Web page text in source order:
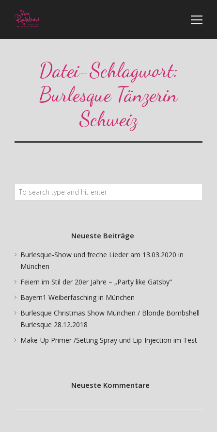
Datei-Schlagwort:
Burlesque Tänzerin
Schweiz
Neueste Beiträge
Burlesque-Show und freche Lieder am 13.03.2020 in
München
Feiern im Stil der 20er Jahre – „Party like Gatsby“
Bayern1 Weiberfasching in München
Burlesque Christmas Show München / Blonde Bombshell
Burlesque 28.12.2018
Make-Up Primer /Setting Spray und Lip-Injection im Test
Neueste Kommentare